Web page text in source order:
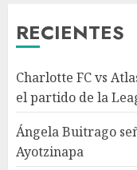
RECIENTES
Charlotte FC vs
el partido de la
Ángela Buitrago
Ayotzinapa
3
4